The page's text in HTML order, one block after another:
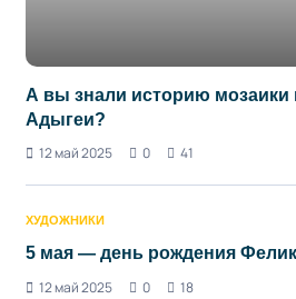
А вы знали историю мозаики
Адыгеи?
12 май 2025
0 41
ХУДОЖНИКИ
5 мая — день рождения
12 май 2025
0 18